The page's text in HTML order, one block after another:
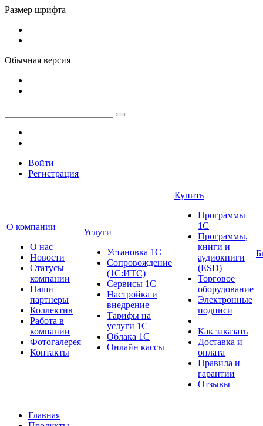
Размер шрифта
Обычная версия
Войти
Регистрация
О компании
О нас
Новости
Cтатусы
компании
Наши
партнеры
Коллектив
Работа в
компании
Фотогалерея
Контакты
Услуги
Установка 1С
Сопровождение
(1С:ИТС)
Сервисы 1С
Настройка и
внедрение
Тарифы на
услуги 1С
Облака 1С
Онлайн кассы
Купить
Программы
1С
Программы,
книги и
аудиокниги
(ESD)
Торговое
оборудование
Электронные
подписи
Как заказать
Доставка и
оплата
Правила и
гарантии
Отзывы
Главная